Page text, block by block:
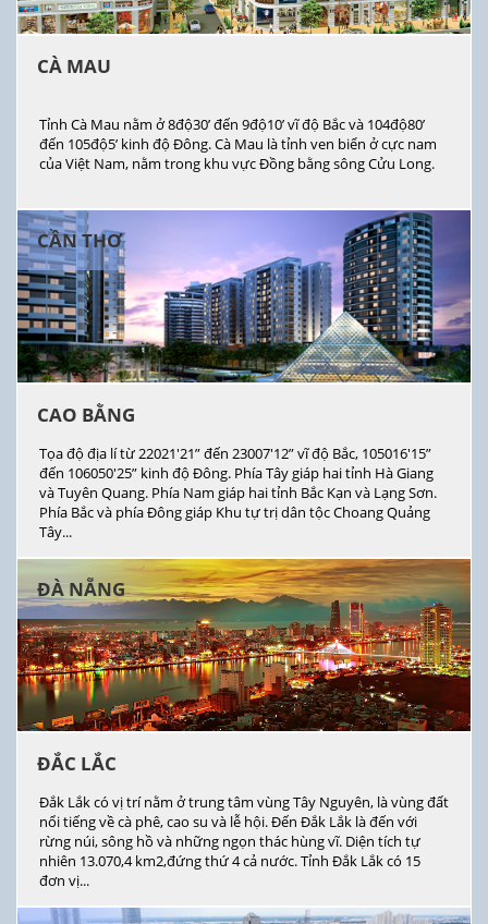
CÀ MAU
Tỉnh Cà Mau nằm ở 8độ30’ đến 9độ10’ vĩ độ Bắc và 104độ80’
đến 105độ5’ kinh độ Đông. Cà Mau là tỉnh ven biển ở cực nam
của Việt Nam, nằm trong khu vực Đồng bằng sông Cửu Long.
CẦN THƠ
CAO BẰNG
Tọa độ địa lí từ 22021'21” đến 23007'12” vĩ độ Bắc, 105016'15”
đến 106050'25” kinh độ Đông. Phía Tây giáp hai tỉnh Hà Giang
và Tuyên Quang. Phía Nam giáp hai tỉnh Bắc Kạn và Lạng Sơn.
Phía Bắc và phía Đông giáp Khu tự trị dân tộc Choang Quảng
Tây...
ĐÀ NẴNG
ĐẮC LẮC
Đắk Lắk có vị trí nằm ở trung tâm vùng Tây Nguyên, là vùng đất
nổi tiếng về cà phê, cao su và lễ hội. Đến Đắk Lắk là đến với
rừng núi, sông hồ và những ngọn thác hùng vĩ. Diện tích tự
nhiên 13.070,4 km2,đứng thứ 4 cả nước. Tỉnh Đắk Lắk có 15
đơn vị...